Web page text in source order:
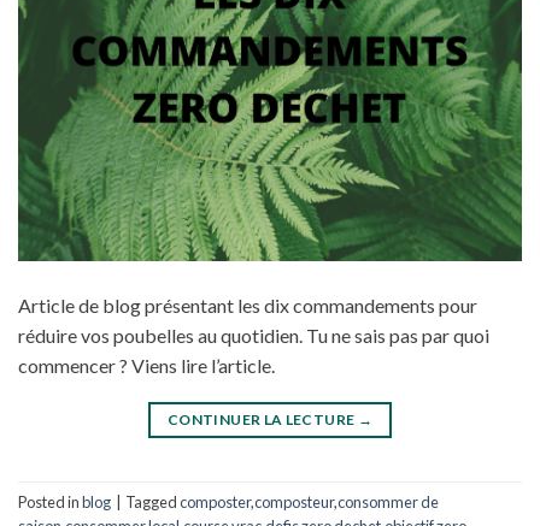
Article de blog présentant les dix commandements pour
réduire vos poubelles au quotidien. Tu ne sais pas par quoi
commencer ? Viens lire l’article.
CONTINUER LA LECTURE →
Posted inblog Taggedcomposter,composteur,consommer de